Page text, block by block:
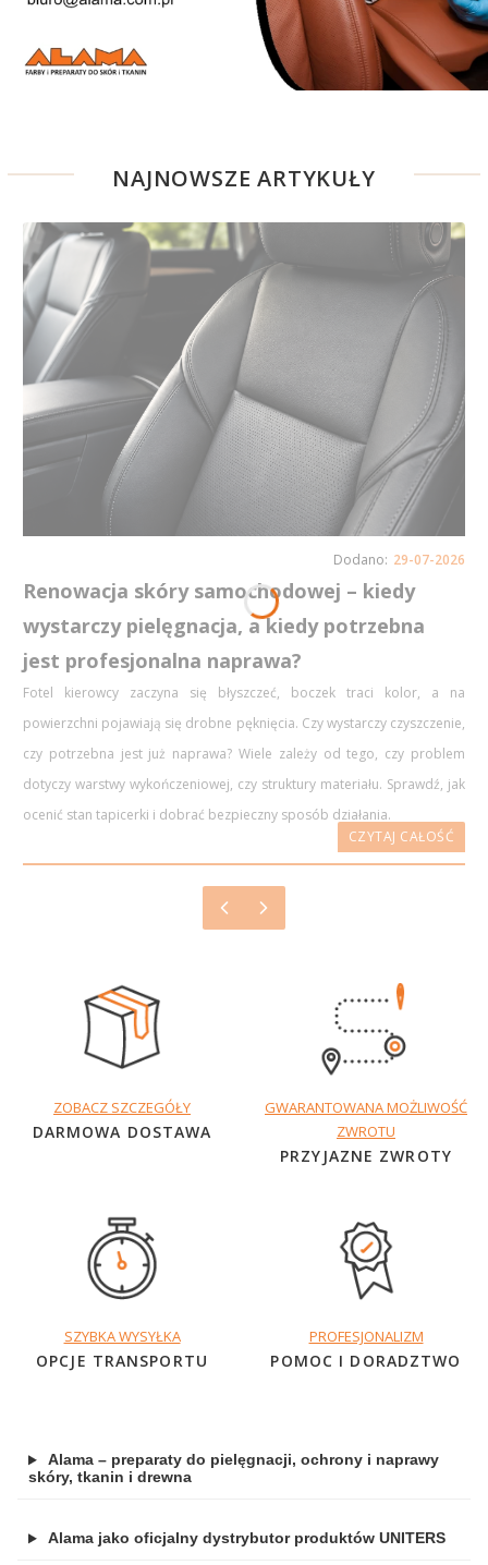
NAJNOWSZE ARTYKUŁY
29-07-2026
Renowacja skóry samochodowej – kiedy
wystarczy pielęgnacja, a kiedy potrzebna
jest profesjonalna naprawa?
Fotel kierowcy zaczyna się błyszczeć, boczek traci kolor, a na
powierzchni pojawiają się drobne pęknięcia. Czy wystarczy czyszczenie,
czy potrzebna jest już naprawa? Wiele zależy od tego, czy problem
dotyczy warstwy wykończeniowej, czy struktury materiału. Sprawdź, jak
ocenić stan tapicerki i dobrać bezpieczny sposób działania.
CZYTAJ CAŁOŚĆ
ZOBACZ SZCZEGÓŁY
DARMOWA DOSTAWA
GWARANTOWANA MOŻLIWOŚĆ
ZWROTU
PRZYJAZNE ZWROTY
SZYBKA WYSYŁKA
OPCJE TRANSPORTU
PROFESJONALIZM
POMOC I DORADZTWO
Alama – preparaty do pielęgnacji, ochrony i naprawy
skóry, tkanin i drewna
Alama jako oficjalny dystrybutor produktów UNITERS